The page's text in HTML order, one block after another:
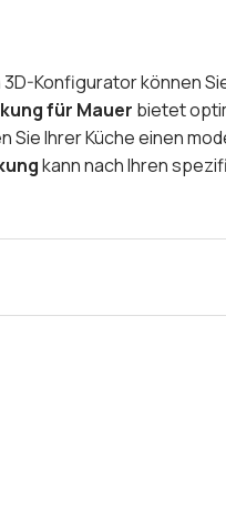
Konfigurator können
für Mauer bietet
Sie Ihrer Küche einen
kann nach Ihren